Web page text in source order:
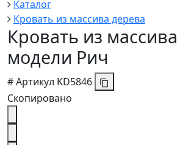
Каталог
Кровать из массива дерева
Кровать из
модели Рич
#Артикул KD5846
Скопировано